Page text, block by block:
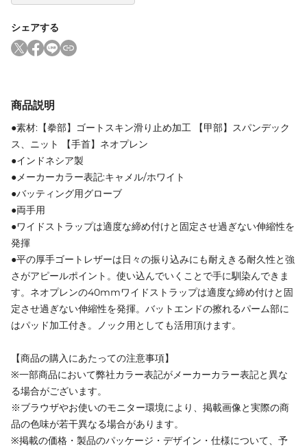
シェアする
商品説明
●素材:【拳部】ゴートスキン滑り止め加工 【甲部】スパンデック
ス、ニット 【手首】ネオプレン
●インドネシア製
●メーカーカラー表記:キャメル/ホワイト
●バッティング用グローブ
●両手用
●ワイドストラップは適度な締め付けと固定させ過ぎない伸縮性を
発揮
●平の厚手ゴートレザーは日々の振り込みにも耐えきる耐久性と強
さがアピールポイント。使い込んでいくことで手に馴染んできま
す。ネオプレンの40mmワイドストラップは適度な締め付けと固
定させ過ぎない伸縮性を発揮。バットエンドの擦れるパーム部に
はパッド加工付き。ノック用としても活用頂けます。
【商品の購入にあたっての注意事項】
※一部商品において弊社カラー表記がメーカーカラー表記と異な
る場合がございます。
※ブラウザやお使いのモニター環境により、掲載画像と実際の商
品の色味が若干異なる場合があります。
※掲載の価格・製品のパッケージ・デザイン・仕様について、予